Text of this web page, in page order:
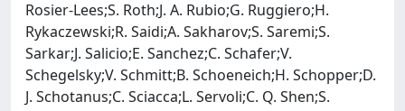
Rosier-Lees;S. Roth;J. A. Rubio;G. Ruggiero;H.
Rykaczewski;R. Saidi;A. Sakharov;S. Saremi;S.
Sarkar;J. Salicio;E. Sanchez;C. Schafer;V.
Schegelsky;V. Schmitt;B. Schoeneich;H. Schopper;D.
J. Schotanus;C. Sciacca;L. Servoli;C. Q. Shen;S.